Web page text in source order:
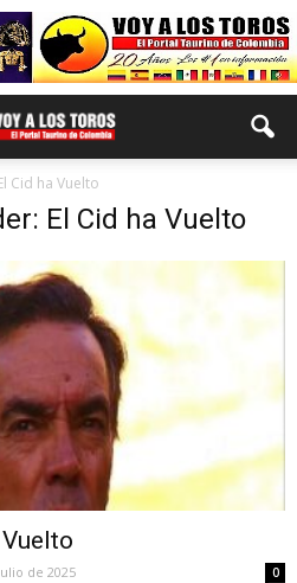
Cid ha Vuelto
El Cid ha Vuelto
de 2025 0